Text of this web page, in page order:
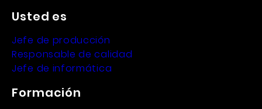
Usted es
Jefe de producción
Responsable de calidad
Jefe de informática
Formación